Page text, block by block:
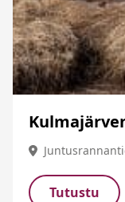
Tutustu